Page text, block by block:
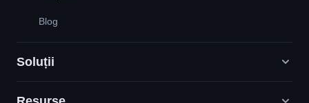
Blog
Soluții